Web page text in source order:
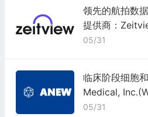
领先的航拍数
提供商：
05/31
临床阶段细胞
Medical,
05/31